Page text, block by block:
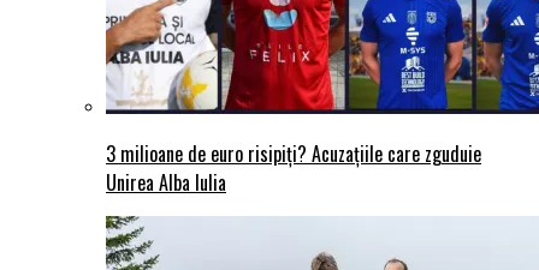
3 milioane de euro risipiți? Acuzațiile care zguduie
Unirea Alba Iulia